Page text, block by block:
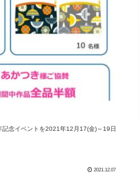
念イベントを2021年12月17(金)～19日
2021.12.07